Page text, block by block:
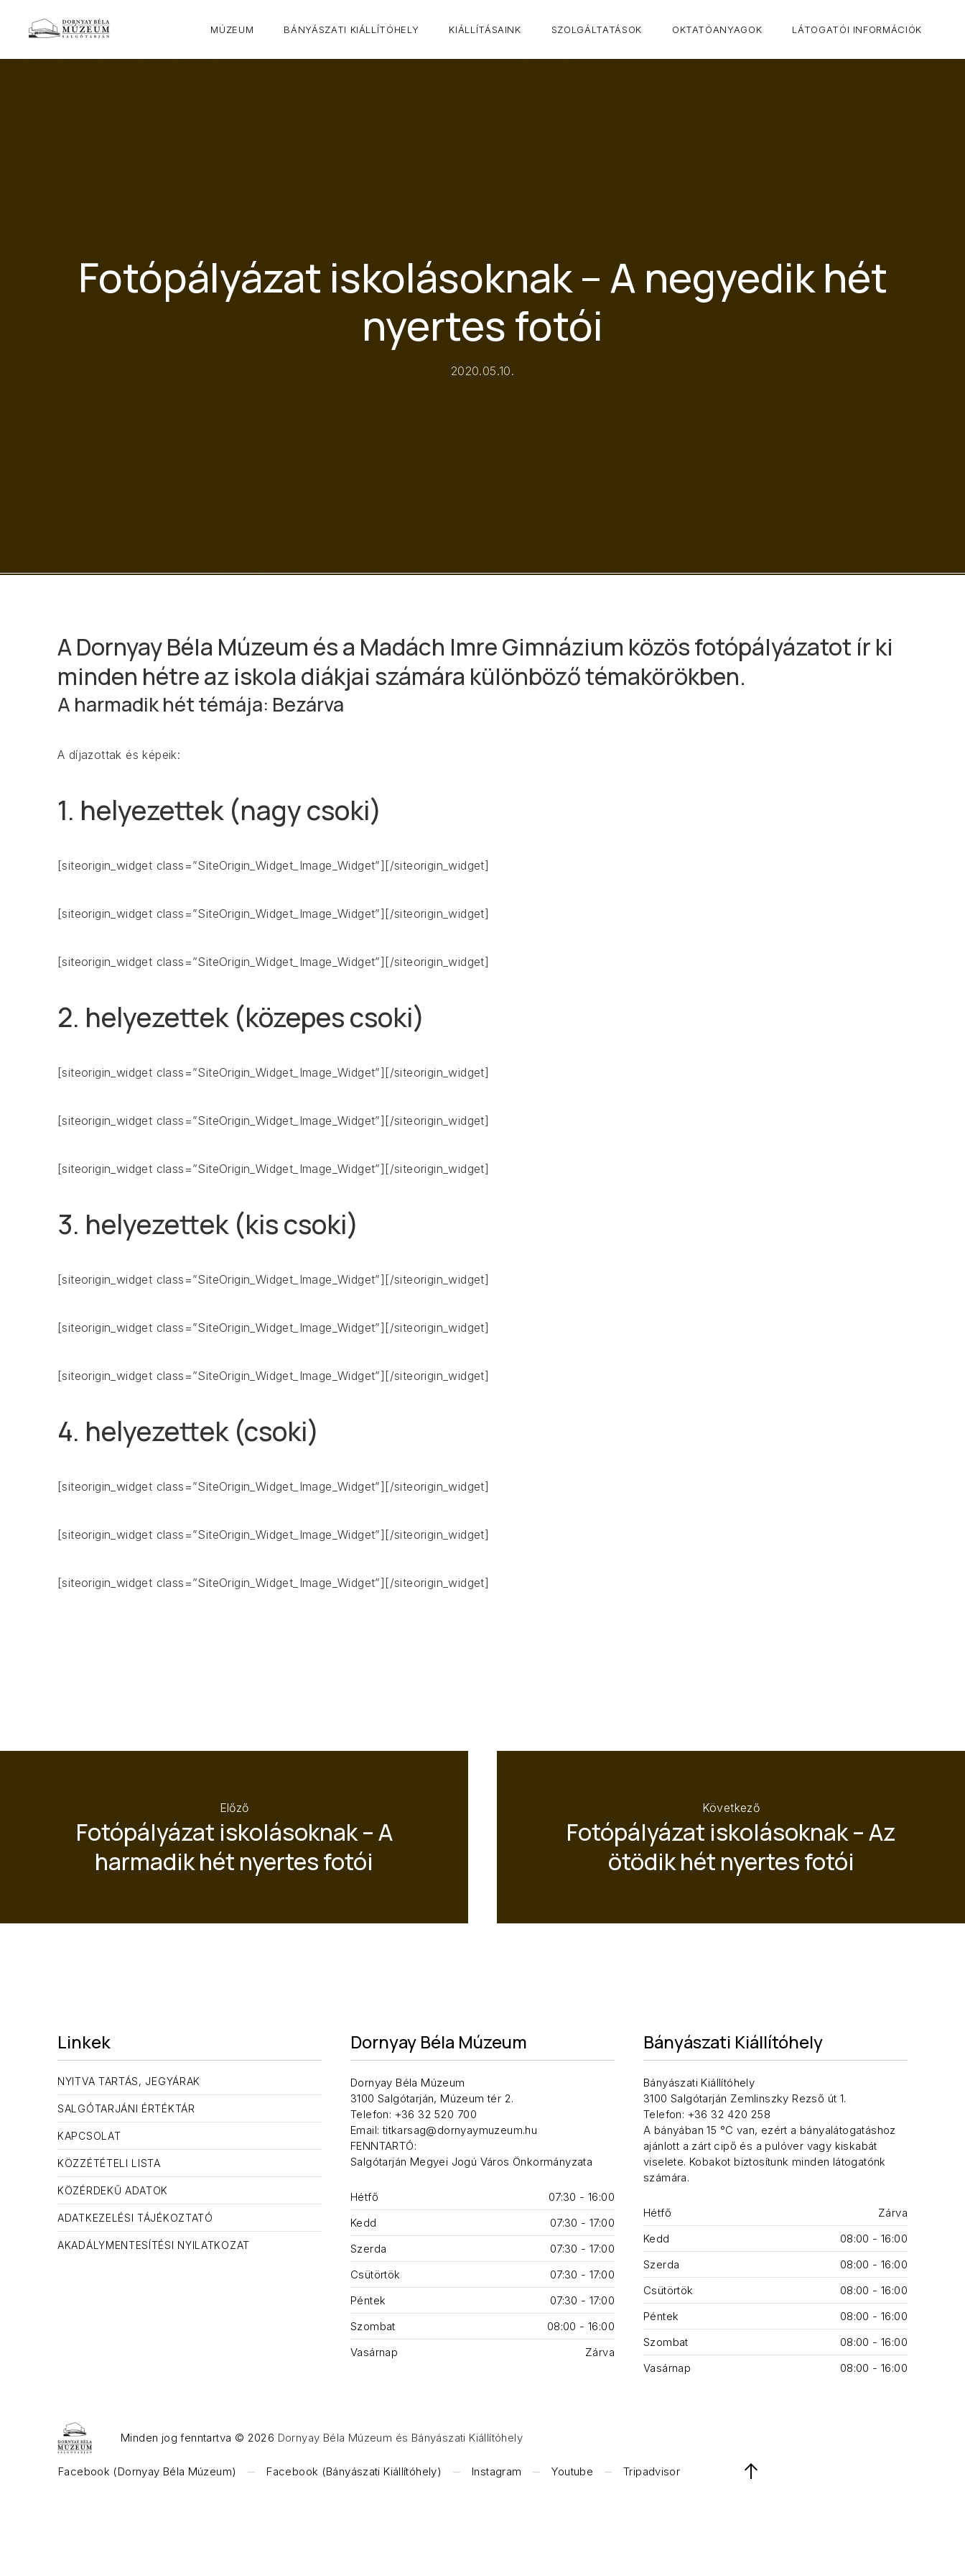
MÚZEUM BÁNYÁSZATI KIÁLLÍTÓHELY KIÁLLÍTÁSAINK SZOLGÁLTATÁSOK OKTATÓANYAGOK LÁTOGATÓI INFORMÁCIÓK
Fotópályázat iskolásoknak – A negyedik hét
nyertes fotói
2020.05.10.
A Dornyay Béla Múzeum és a Madách Imre Gimnázium közös fotópályázatot ír ki
minden hétre az iskola diákjai számára különböző témakörökben.
A harmadik hét témája: Bezárva
A díjazottak és képeik:
1. helyezettek (nagy csoki)
[siteorigin_widget class=”SiteOrigin_Widget_Image_Widget”] [/siteorigin_widget]
[siteorigin_widget class=”SiteOrigin_Widget_Image_Widget”] [/siteorigin_widget]
[siteorigin_widget class=”SiteOrigin_Widget_Image_Widget”] [/siteorigin_widget]
2. helyezettek (közepes csoki)
[siteorigin_widget class=”SiteOrigin_Widget_Image_Widget”] [/siteorigin_widget]
[siteorigin_widget class=”SiteOrigin_Widget_Image_Widget”] [/siteorigin_widget]
[siteorigin_widget class=”SiteOrigin_Widget_Image_Widget”] [/siteorigin_widget]
3. helyezettek (kis csoki)
[siteorigin_widget class=”SiteOrigin_Widget_Image_Widget”] [/siteorigin_widget]
[siteorigin_widget class=”SiteOrigin_Widget_Image_Widget”] [/siteorigin_widget]
[siteorigin_widget class=”SiteOrigin_Widget_Image_Widget”] [/siteorigin_widget]
4. helyezettek (csoki)
[siteorigin_widget class=”SiteOrigin_Widget_Image_Widget”] [/siteorigin_widget]
[siteorigin_widget class=”SiteOrigin_Widget_Image_Widget”] [/siteorigin_widget]
[siteorigin_widget class=”SiteOrigin_Widget_Image_Widget”] [/siteorigin_widget]
Előző
Fotópályázat iskolásoknak – A
harmadik hét nyertes fotói
Következő
Fotópályázat iskolásoknak – Az
ötödik hét nyertes fotói
Linkek
NYITVA TARTÁS, JEGYÁRAK
SALGÓTARJÁNI ÉRTÉKTÁR
KAPCSOLAT
KÖZZÉTÉTELI LISTA
KÖZÉRDEKŰ ADATOK
ADATKEZELÉSI TÁJÉKOZTATÓ
AKADÁLYMENTESÍTÉSI NYILATKOZAT
Dornyay Béla Múzeum
Dornyay Béla Múzeum
3100 Salgótarján, Múzeum tér 2.
Telefon: +36 32 520 700
Email: titkarsag@dornyaymuzeum.hu
FENNTARTÓ:
Salgótarján Megyei Jogú Város Önkormányzata
Hétfő
07:30 - 16:00
Kedd
07:30 - 17:00
Szerda
07:30 - 17:00
Csütörtök
07:30 - 17:00
Péntek
07:30 - 17:00
Szombat
08:00 - 16:00
Vasárnap
Zárva
Bányászati Kiállítóhely
Bányászati Kiállítóhely
3100 Salgótarján Zemlinszky Rezső út 1.
Telefon: +36 32 420 258
A bányában 15 °C van, ezért a bányalátogatáshoz
ajánlott a zárt cipő és a pulóver vagy kiskabát
viselete. Kobakot biztosítunk minden látogatónk
számára.
Hétfő
Zárva
Kedd
08:00 - 16:00
Szerda
08:00 - 16:00
Csütörtök
08:00 - 16:00
Péntek
08:00 - 16:00
Szombat
08:00 - 16:00
Vasárnap
08:00 - 16:00
Minden jog fenntartva © 2026 Dornyay Béla Múzeum és Bányászati Kiállítóhely
Facebook (Dornyay Béla Múzeum)
Facebook (Bányászati Kiállítóhely) Instagram Youtube
Tripadvisor
ELŐZŐ